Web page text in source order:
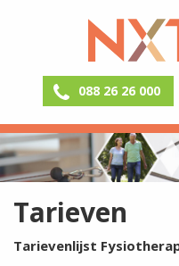
088 26 26 000
Tarieven
Tarievenlijst